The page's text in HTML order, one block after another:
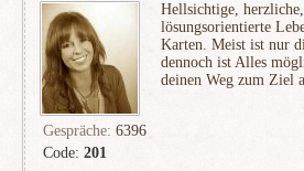
Code: 201
Hellsichtige,
lösungsorientierte
Karten. Meist ist nur
dennoch ist Alles
deinen Weg zum Ziel
Gespräche: 6396